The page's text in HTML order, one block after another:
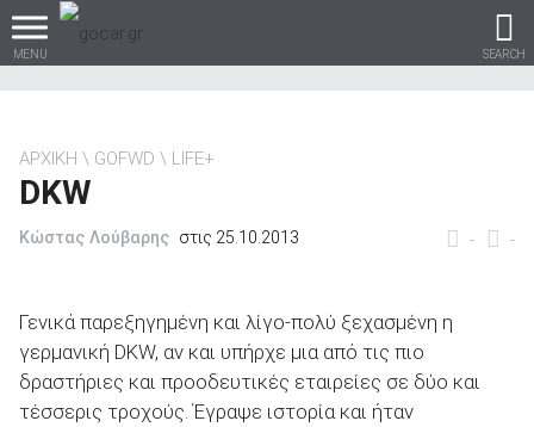
MENU SEARCH
αυτοκίνητο!
βρες το!
ΑΡΧΙΚΗ GOFWD LIFE+
DKW
- -
Κώστας Λούβαρης στις 25.10.2013
Γενικά παρεξηγημένη και λίγο-πολύ ξεχασμένη η
γερμανική DKW, αν και υπήρχε μια από τις πιο
δραστήριες και προοδευτικές εταιρείες σε δύο και
τέσσερις τροχούς. Έγραψε ιστορία και ήταν